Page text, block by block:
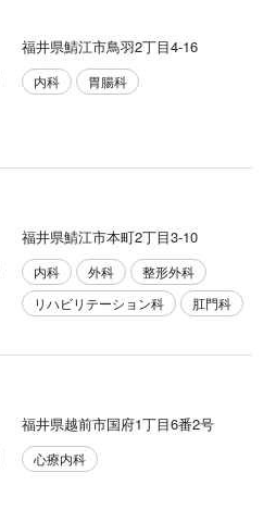
福井県鯖江市鳥羽2丁目4-16
内科 胃腸科
福井県鯖江市本町2丁目3-10
内科 外科
整形外科
リハビリテーション科
肛門科
福井県越前市国府1丁目6番2号
心療内科